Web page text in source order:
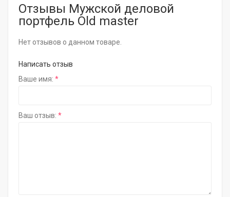
Отзывы Мужской деловой
портфель Old master
Нет отзывов о данном товаре.
Написать отзыв
Ваше имя:
Ваш отзыв: